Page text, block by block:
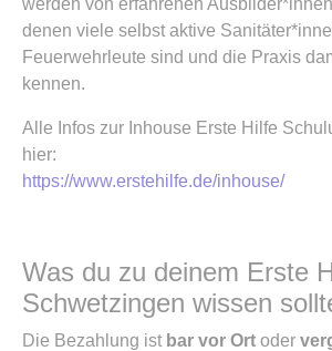
werden von erfahrenen
denen viele selbst aktive
Feuerwehrleute sind und die Praxis
kennen.
Alle Infos zur Inhouse Erste Hilfe
hier:
https://www.erstehilfe.de/inhouse/
Was du zu deinem Erste
Schwetzingen wissen
Die Bezahlung ist bar vor Ort oder